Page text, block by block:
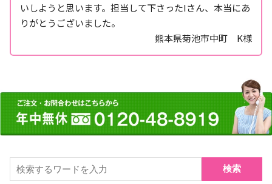
いしようと思います。担当して下さったIさん、本当にあ
りがとうございました。
熊本県菊池市中町 K様
検索